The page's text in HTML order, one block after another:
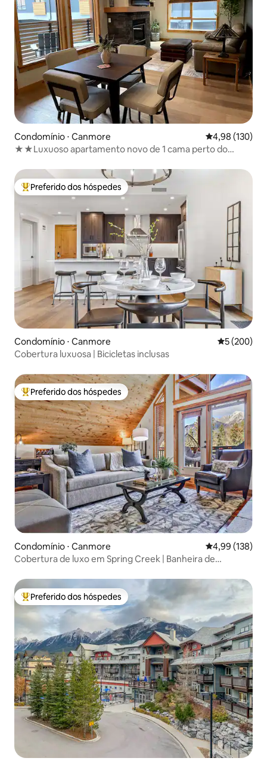
Condomínio ⋅ Canmore 4,98 de uma
4,98 (130)
★★Luxuoso apartamento novo de 1 cama perto do
Entre os melhores preferidos dos hóspedes
Preferido dos hóspedes
Condomínio ⋅ Canmore 5 de uma
5 (200)
Cobertura luxuosa | Bicicletas inclusas
Entre os melhores preferidos dos hóspedes
Preferido dos hóspedes
Condomínio ⋅ Canmore 4,99 de uma
4,99 (138)
Cobertura de luxo em Spring Creek | Banheira de
Entre os melhores preferidos dos hóspedes
Preferido dos hóspedes